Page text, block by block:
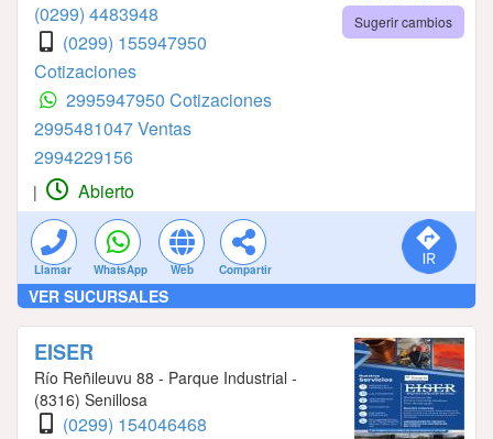
(0299) 4483948
(0299) 155947950
Cotizaciones
2995947950 Cotizaciones
2995481047 Ventas
2994229156
Sugerir cambios
| Abierto
Llamar WhatsApp Web Compartir
VER SUCURSALES
EISER
Río Reñileuvu 88 - Parque Industrial -
(8316) Senillosa
(0299) 154046468